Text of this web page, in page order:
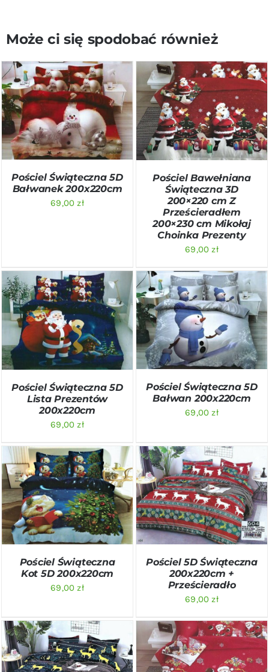
Może ci się spodobać również
DODAJ DO KOSZYKA
/
SZCZEGÓŁY
Pościel Świąteczna 5D
Bałwanek 200x220cm
69,00zł
DODAJ DO KOSZYKA
/
SZCZEGÓŁY
Pościel Bawełniana
Świąteczna 3D
200×220 cm Z
Prześcieradłem
200×230 cm Mikołaj
Choinka Prezenty
69,00zł
DODAJ DO KOSZYKA
/
SZCZEGÓŁY
Pościel Świąteczna 5D
Lista Prezentów
200x220cm
69,00zł
DODAJ DO KOSZYKA
/
SZCZEGÓŁY
Pościel Świąteczna 5D
Bałwan 200x220cm
69,00zł
DODAJ DO KOSZYKA
/
SZCZEGÓŁY
Pościel Świąteczna
Kot 5D 200x220cm
69,00zł
DODAJ DO KOSZYKA
/
SZCZEGÓŁY
Pościel 5D Świąteczna
200x220cm +
Prześcieradło
69,00zł
DODAJ DO KOSZYKA
/
DODAJ DO KOSZYKA
/